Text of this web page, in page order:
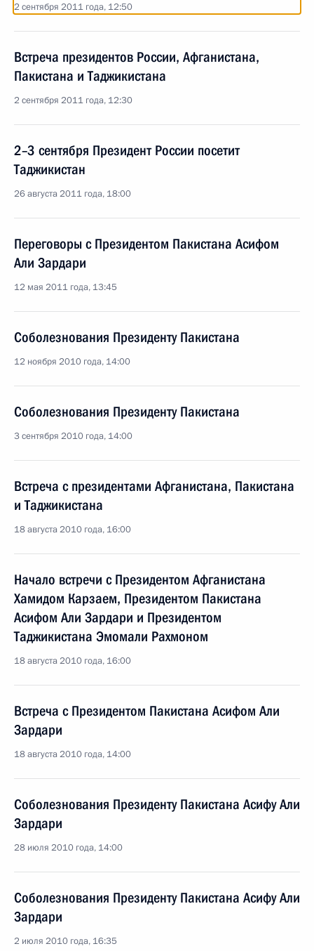
2 сентября 2011 года, 12:50
Встреча президентов России, Афганистана,
Пакистана и Таджикистана
2 сентября 2011 года, 12:30
2–3 сентября Президент России посетит
Таджикистан
26 августа 2011 года, 18:00
Переговоры с Президентом Пакистана Асифом
Али Зардари
12 мая 2011 года, 13:45
Соболезнования Президенту Пакистана
12 ноября 2010 года, 14:00
Соболезнования Президенту Пакистана
3 сентября 2010 года, 14:00
Встреча с президентами Афганистана, Пакистана
и Таджикистана
18 августа 2010 года, 16:00
Начало встречи с Президентом Афганистана
Хамидом Карзаем, Президентом Пакистана
Асифом Али Зардари и Президентом
Таджикистана Эмомали Рахмоном
18 августа 2010 года, 16:00
Встреча с Президентом Пакистана Асифом Али
Зардари
18 августа 2010 года, 14:00
Соболезнования Президенту Пакистана Асифу Али
Зардари
28 июля 2010 года, 14:00
Соболезнования Президенту Пакистана Асифу Али
Зардари
2 июля 2010 года, 16:35